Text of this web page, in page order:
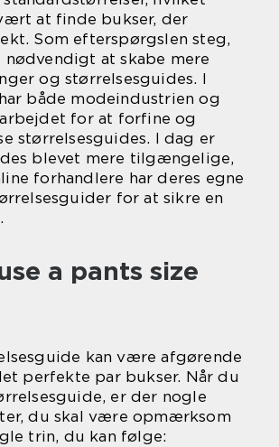
at finde bukser, der
Som efterspørgslen steg,
at skabe mere
og størrelsesguides. I
både modeindustrien og
for at forfine og
størrelsesguides. I dag er
blevet mere tilgængelige,
forhandlere har deres egne
for at sikre en
a pants size
kan være afgørende
perfekte par bukser. Når du
er der nogle
du skal være opmærksom
trin, du kan følge: